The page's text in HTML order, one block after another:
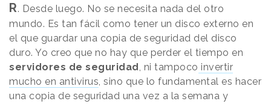
R. Desde luego. No se necesita nada del otro
mundo. Es tan fácil como tener un disco externo en
el que guardar una copia de seguridad del disco
duro. Yo creo que no hay que perder el tiempo en
servidores de seguridad , ni tampoco invertir
mucho en antivirus, sino que lo fundamental es hacer
una copia de seguridad una vez a la semana y